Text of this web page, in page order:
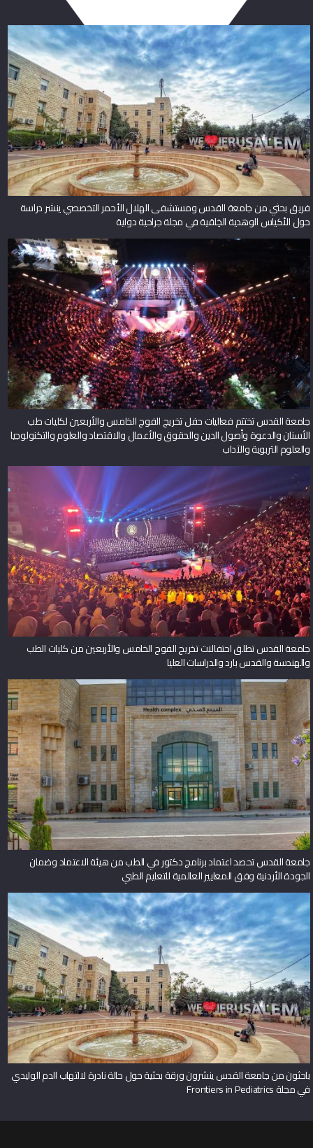
فريق بحثي من جامعة القدس ومستشفى الهلال الأحمر التخصصي ينشر دراسة
حول الأكياس الوهدية الخِلقية في مجلة جراحية دولية
جامعة القدس تختتم فعاليات حفل تخريج الفوج الخامس والأربعين لكليات طب
الأسنان والدعوة وأصول الدين والحقوق والأعمال والاقتصاد والعلوم والتكنولوجيا
والعلوم التربوية والآداب
جامعة القدس تطلق احتفالات تخريج الفوج الخامس والأربعين من كليات الطب
والهندسة والقدس بارد والدراسات العليا
جامعة القدس تحصد اعتماد برنامج دكتور في الطب من هيئة الاعتماد وضمان
الجودة الأردنية وفق المعايير العالمية للتعليم الطبي
باحثون من جامعة القدس ينشرون ورقة بحثية حول حالة نادرة لالتهاب الدم الوليدي
في مجلة Frontiers in Pediatrics